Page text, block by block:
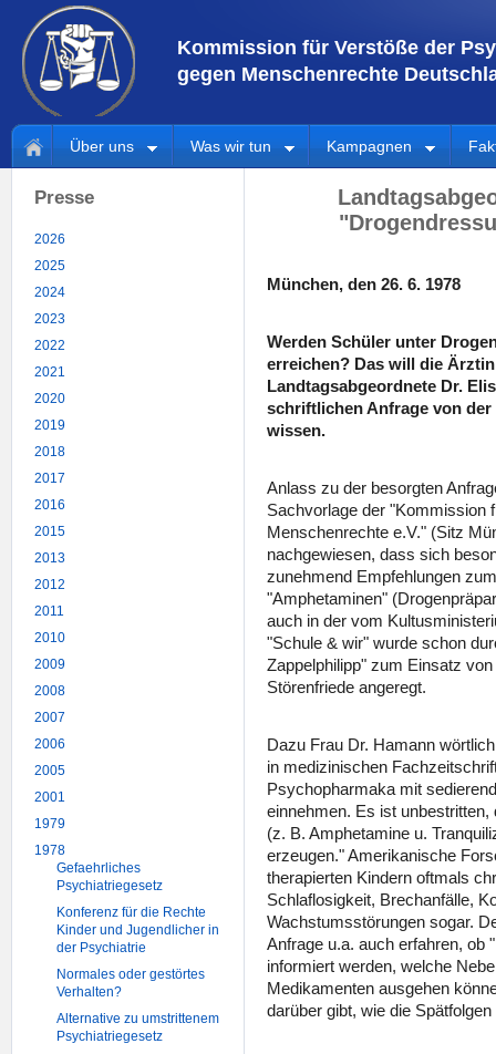
Kommission für Verstöße der
gegen Menschenrechte
Über uns Was wir tun Kampagnen
Presse
2026
2025
2024
2023
2022
2021
2020
2019
2018
2017
2016
2015
2013
2012
2011
2010
2009
2008
2007
2006
2005
2001
1979
1978
Gefaehrliches
Psychiatriegesetz
Konferenz für die Rechte
Kinder und Jugendlicher in
der Psychiatrie
Normales oder gestörtes
Verhalten?
Alternative zu umstrittenem
Psychiatriegesetz
München, den 26. 6. 1978
Werden Schüler unter
erreichen? Das will die
Landtagsabgeordnete Dr.
schriftlichen Anfrage von
wissen.
Anlass zu der besorgten
Sachvorlage der "Kommission
Menschenrechte e.V." (Sitz
nachgewiesen, dass sich
zunehmend Empfehlungen
"Amphetaminen"
auch in der vom
"Schule & wir" wurde schon
Zappelphilipp" zum Einsatz
Störenfriede angeregt.
Dazu Frau Dr. Hamann
in medizinischen
Psychopharmaka mit
einnehmen. Es ist
(z. B. Amphetamine u.
erzeugen." Amerikanische
therapierten Kindern oftmals
Schlaflosigkeit, Brechanfälle,
Wachstumsstörungen sogar.
Anfrage u.a. auch erfahren, ob
informiert werden, welche
Medikamenten ausgehen
darüber gibt, wie die